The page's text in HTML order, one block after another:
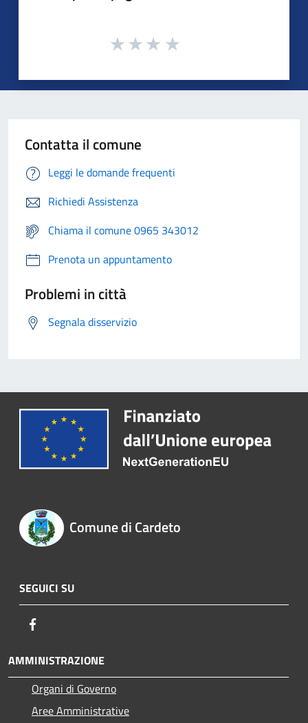
Contatta il comune
Leggi le domande frequenti
Richiedi Assistenza
Chiama il comune 0965 343012
Prenota un appuntamento
Problemi in città
Segnala disservizio
Comune di Cardeto
SEGUICI SU
AMMINISTRAZIONE
Organi di Governo
Aree Amministrative